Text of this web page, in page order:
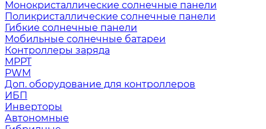
Монокристаллические солнечные панели
Поликристаллические солнечные панели
Гибкие солнечные панели
Мобильные солнечные батареи
Контроллеры заряда
MPPT
PWM
Доп. оборудование для контроллеров
ИБП
Инверторы
Автономные